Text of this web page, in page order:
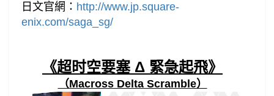
日文官網： http://www.jp.square-
enix.com/saga_sg/
《超时空要塞 Δ 緊急起飛》
（Macross Delta Scramble）